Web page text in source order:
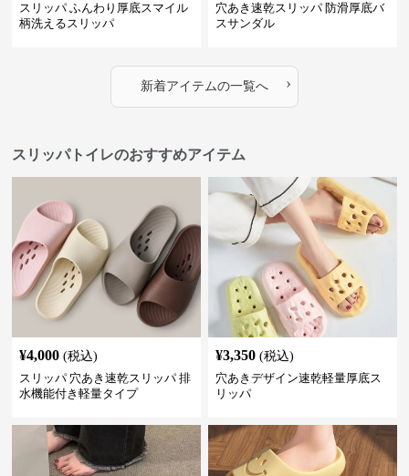
スリッパ ふんわり厚底スマイル
柄洗えるスリッパ
穴あき速乾スリッパ 防滑厚底バ
スサンダル
新着アイテムの一覧へ ›
スリッパトイレのおすすめアイテム
¥4,000 (税込)
スリッパ 穴あき速乾スリッパ 排
水機能付き軽量タイプ
¥3,350 (税込)
穴あきデザイン速乾軽量厚底ス
リッパ